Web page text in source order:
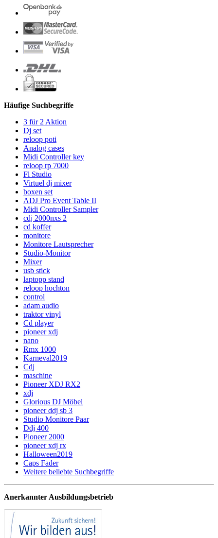
Häufige Suchbegriffe
3 für 2 Aktion
Dj set
reloop poti
Analog cases
Midi Controller key
reloop rp 7000
Fl Studio
Virtuel dj mixer
boxen set
ADJ Pro Event Table II
Midi Controller Sampler
cdj 2000nxs 2
cd koffer
monitore
Monitore Lautsprecher
Studio-Monitor
Mixer
usb stick
laptopp stand
reloop hochton
control
adam audio
traktor vinyl
Cd player
pioneer xdj
nano
Rmx 1000
Karneval2019
Cdj
maschine
Pioneer XDJ RX2
xdj
Glorious DJ Möbel
pioneer ddj sb 3
Studio Monitore Paar
Ddj 400
Pioneer 2000
pioneer xdj rx
Halloween2019
Caps Fader
Weitere beliebte Suchbegriffe
Anerkannter Ausbildungsbetrieb